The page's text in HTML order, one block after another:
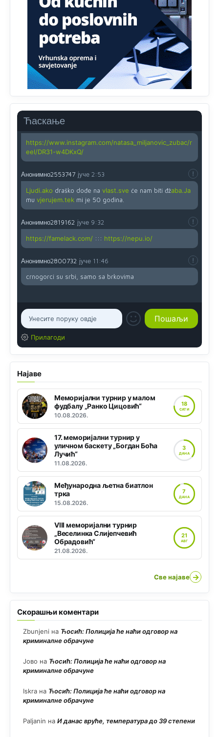
Ћаскање
zahtjeva optičkih skenera.
Анонимно2818605 јуче
11:45
Ovo pravilo jeste unijelo opravdan strah, posebno kada
su u pitanju starije osobe, osobe sa slabijim vidom ili
drhtavom rukom
Анонимно2819033 јуче 12:24
Yes,nekada je bila corava kutija za IZBORE a danas su
coravi biraci.
Анонимно2819162
https://www.instagram.com/natasa_miljanovic_zubac/r
eel/DR31-w4DKxQ/
Анонимно2553747 јуче 2:53
Ljudi.ako draško dođe na vlast.sve će nam biti đžaba.Ja
mu vjerujem.tek mi je 50 godina.
Анонимно2819162 јуче 9:32
https://famelack.com/ ::: https://nepu.io/
Анонимно2800732 јуче 11:46
crnogorci su srbi, samo sa brkovima
Прилагоди
Најаве
Меморијални турнир у малом
фудбалу „Ранко Цицовић“
10.08.2026.
18
САТИ
17. меморијални турнир у
уличном баскету „Богдан Боћа
Лучић“
11.08.2026.
3
ДАНА
Међународна љетна биатлон
трка
15.08.2026.
7
ДАНА
VIII меморијални турнир
„Веселинка Слијепчевић
Обрадовић“
21.08.2026.
21
АВГ
Све најаве →
Скорашњи коментари
Zbunjeni на Ћосић: Полиција ће наћи одговор на
криминалне обрачуне
Јово на Ћосић: Полиција ће наћи одговор на
криминалне обрачуне
Iskra на Ћосић: Полиција ће наћи одговор на
криминалне обрачуне
Paljanin на И данас вруће, температура до 39 степени